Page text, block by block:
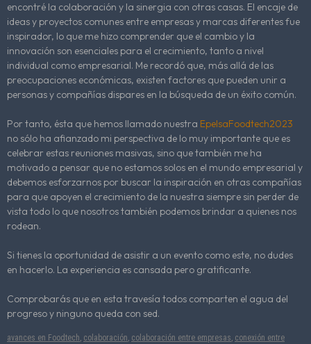
encontré la colaboración y la sinergia con otras casas. El encaje de
ideas y proyectos comunes entre empresas y marcas diferentes fue
inspirador, lo que me hizo comprender que el cambio y la
innovación son esenciales para el crecimiento, tanto a nivel
individual como empresarial. Me recordó que, más allá de las
preocupaciones económicas, existen factores que pueden unir a
personas y compañías dispares en la búsqueda de un éxito común.
Por tanto, ésta que hemos llamado nuestra EpelsaFoodtech2023
no sólo ha afianzado mi perspectiva de lo muy importante que es
celebrar estas reuniones masivas, sino que también me ha
motivado a pensar que no estamos solos en el mundo empresarial y
debemos esforzarnos por buscar la inspiración en otras compañías
para que apoyen el crecimiento de la nuestra siempre sin perder de
vista todo lo que nosotros también podemos brindar a quienes nos
rodean.
Si tienes la oportunidad de asistir a un evento como este, no dudes
en hacerlo. La experiencia es cansada pero gratificante.
Comprobarás que en esta travesía todos comparten el agua del
progreso y ninguno queda con sed.
avances en Foodtech colaboración colaboración entre empresas conexión entre